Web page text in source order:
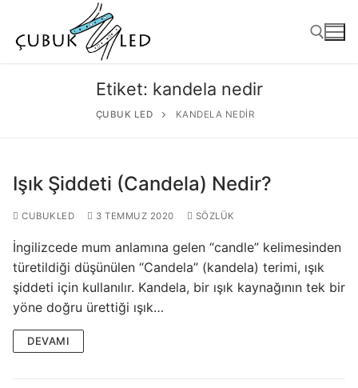
ANASAYFA
ÜRÜNLER
Etiket: kandela nedir
ÇUBUK LED KANDELA NEDIR
Işık Şiddeti (Candela) Nedir?
CUBUKLED 3 TEMMUZ 2020 SÖZLÜK
İngilizcede mum anlamına gelen “candle” kelimesinden
türetildiği düşünülen “Candela” (kandela) terimi, ışık
şiddeti için kullanılır. Kandela, bir ışık kaynağının tek bir
yöne doğru ürettiği ışık…
DEVAMI